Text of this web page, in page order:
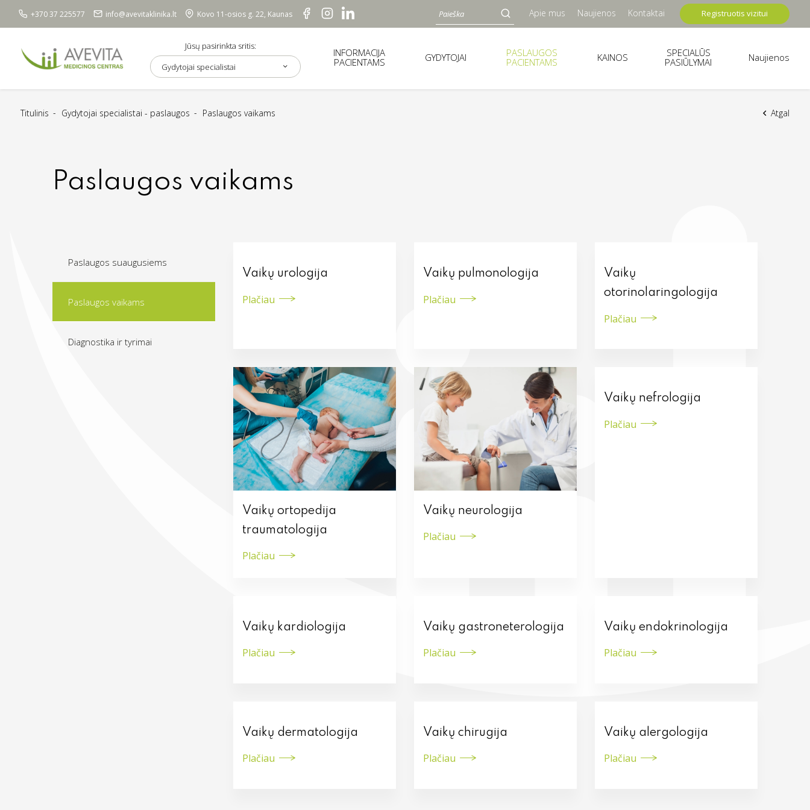
+370 37 225577 info@avevitaklinika.lt Kovo 11-osios g. 22, Kaunas Apie mus Naujienos Kontaktai Registruotis vizitui
Jūsų pasirinkta sritis:
Gydytojai specialistai
INFORMACIJA
PACIENTAMS
GYDYTOJAI
PASLAUGOS
PACIENTAMS
KAINOS
SPECIALŪS
PASIŪLYMAI
Naujienos
Titulinis Gydytojai specialistai - paslaugos Paslaugos vaikams Atgal
Paslaugos vaikams
Paslaugos suaugusiems
Paslaugos vaikams
Diagnostika ir tyrimai
Vaikų urologija
Plačiau
Vaikų pulmonologija
Plačiau
Vaikų
otorinolaringologija
Plačiau
Vaikų ortopedija
traumatologija
Plačiau
Vaikų neurologija
Plačiau
Vaikų nefrologija
Plačiau
Vaikų kardiologija
Plačiau
Vaikų gastroneterologija
Plačiau
Vaikų endokrinologija
Plačiau
Vaikų dermatologija
Plačiau
Vaikų chirugija
Plačiau
Vaikų alergologija
Plačiau